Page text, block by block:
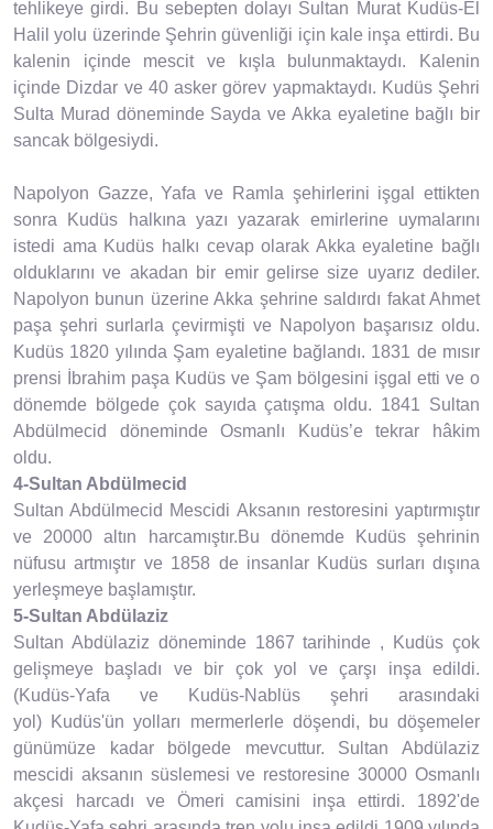
tehlikeye girdi. Bu sebepten dolayı Sultan Murat Kudüs-El
Halil yolu üzerinde Şehrin güvenliği için kale inşa ettirdi. Bu
kalenin içinde mescit ve kışla bulunmaktaydı. Kalenin
içinde Dizdar ve 40 asker görev yapmaktaydı. Kudüs Şehri
Sulta Murad döneminde Sayda ve Akka eyaletine bağlı bir
sancak bölgesiydi.
Napolyon Gazze, Yafa ve Ramla şehirlerini işgal ettikten
sonra Kudüs halkına yazı yazarak emirlerine uymalarını
istedi ama Kudüs halkı cevap olarak Akka eyaletine bağlı
olduklarını ve akadan bir emir gelirse size uyarız dediler.
Napolyon bunun üzerine Akka şehrine saldırdı fakat Ahmet
paşa şehri surlarla çevirmişti ve Napolyon başarısız oldu.
Kudüs 1820 yılında Şam eyaletine bağlandı. 1831 de mısır
prensi İbrahim paşa Kudüs ve Şam bölgesini işgal etti ve o
dönemde bölgede çok sayıda çatışma oldu. 1841 Sultan
Abdülmecid döneminde Osmanlı Kudüs’e tekrar hâkim
oldu.
4-Sultan Abdülmecid
Sultan Abdülmecid Mescidi Aksanın restoresini yaptırmıştır
ve 20000 altın harcamıştır.Bu dönemde Kudüs şehrinin
nüfusu artmıştır ve 1858 de insanlar Kudüs surları dışına
yerleşmeye başlamıştır.
5-Sultan Abdülaziz
Sultan Abdülaziz döneminde 1867 tarihinde , Kudüs çok
gelişmeye başladı ve bir çok yol ve çarşı inşa edildi.
(Kudüs-Yafa ve Kudüs-Nablüs şehri arasındaki
yol) Kudüs'ün yolları mermerlerle döşendi, bu döşemeler
günümüze kadar bölgede mevcuttur. Sultan Abdülaziz
mescidi aksanın süslemesi ve restoresine 30000 Osmanlı
akçesi harcadı ve Ömeri camisini inşa ettirdi. 1892'de